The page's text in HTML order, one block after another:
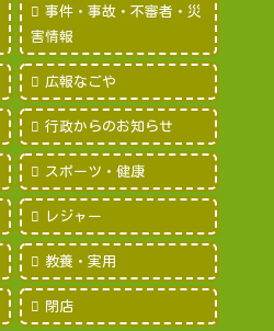
事件・事故・不審者・災
害情報
広報なごや
行政からのお知らせ
スポーツ・健康
レジャー
教養・実用
閉店